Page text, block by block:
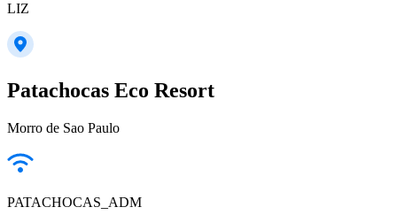
LIZ
Patachocas Eco Resort
Morro de Sao Paulo
PATACHOCAS_ADM